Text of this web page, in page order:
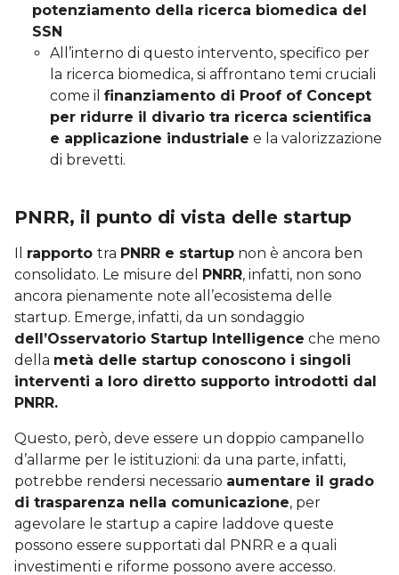
potenziamento della ricerca biomedica del
SSN
All’interno di questo intervento, specifico per
la ricerca biomedica, si affrontano temi cruciali
come il finanziamento di Proof of Concept
per ridurre il divario tra ricerca scientifica
e applicazione industriale e la valorizzazione
di brevetti.
PNRR, il punto di vista delle startup
Il rapporto tra PNRR e startup non è ancora ben
consolidato. Le misure del PNRR, infatti, non sono
ancora pienamente note all’ecosistema delle
startup. Emerge, infatti, da un sondaggio
dell’Osservatorio Startup Intelligence che meno
della metà delle startup conoscono i singoli
interventi a loro diretto supporto introdotti dal
PNRR.
Questo, però, deve essere un doppio campanello
d’allarme per le istituzioni: da una parte, infatti,
potrebbe rendersi necessario aumentare il grado
di trasparenza nella comunicazione, per
agevolare le startup a capire laddove queste
possono essere supportati dal PNRR e a quali
investimenti e riforme possono avere accesso.